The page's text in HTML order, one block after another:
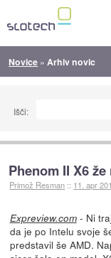
Novice » Arhiv novic
Išči:
Phenom II X6
Primož Resman :: 11. apr
Expreview.com- Ni
da je po Intelu svoje
predstavil še AMD.